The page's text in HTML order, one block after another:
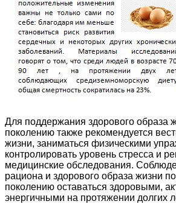
Для поддержания здорового образа
поколению также рекомендуется
жизни, заниматься физическими
контролировать уровень стресса и
медицинские обследования.
рациона и здорового образа жизни
поколению оставаться здоровыми,
энергичными на протяжении долгих